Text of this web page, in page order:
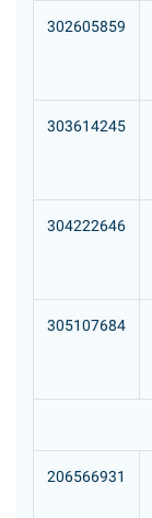
302605859
303614245
304222646
305107684
206566931